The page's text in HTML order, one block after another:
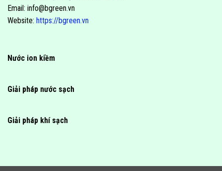
Email: info@bgreen.vn
Website: https://bgreen.vn
Nước ion kiềm
Giải pháp nước sạch
Giải pháp khí sạch